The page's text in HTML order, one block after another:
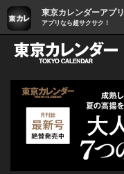
東京カレンダーアプリ
アプリなら超サクサク！